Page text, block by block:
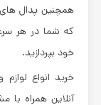
همچنین پدال
که شما در هر
خود بپردازید.
خرید انواع
آنلاین همراه